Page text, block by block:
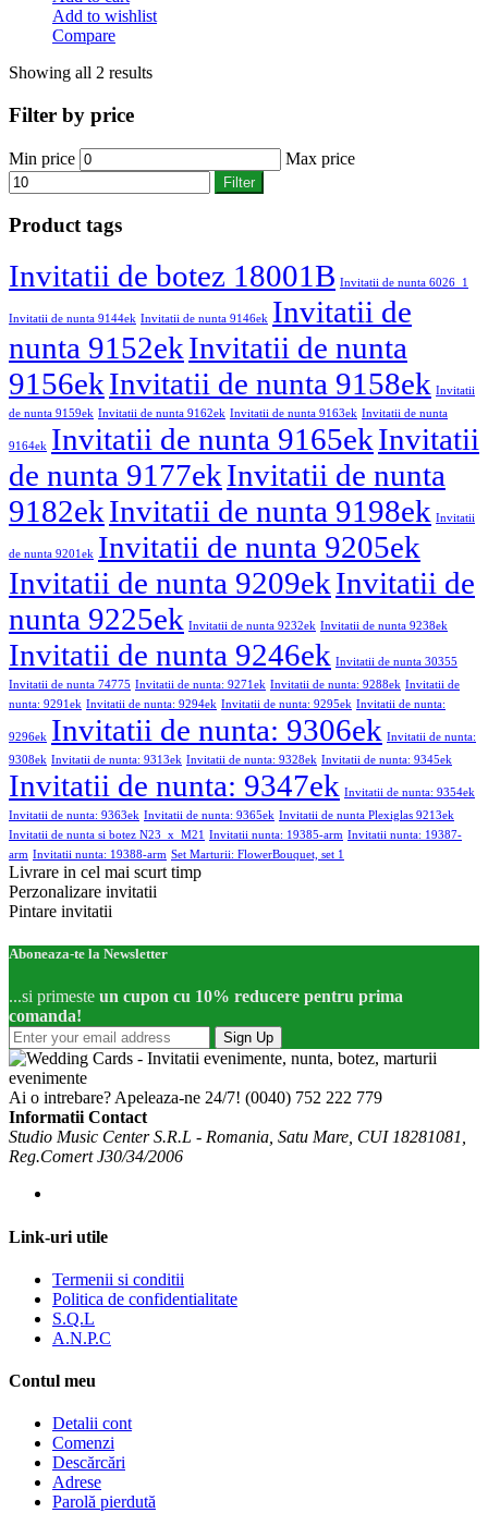
Add to wishlist
Compare
Showing all 2 results
Filter by price
Min price Max price
Filter
Product tags
Invitatii de botez 18001B Invitatii de nunta 6026_1
Invitatii de nunta 9144ek Invitatii de nunta 9146ek Invitatii de
nunta 9152ekInvitatii de nunta
9156ekInvitatii de nunta 9158ek Invitatii
de nunta 9159ek Invitatii de nunta 9162ek Invitatii de nunta 9163ek Invitatii de nunta
9164ek Invitatii de nunta 9165ekInvitatii
de nunta 9177ekInvitatii de nunta
9182ekInvitatii de nunta 9198ek Invitatii
de nunta 9201ek Invitatii de nunta 9205ek
Invitatii de nunta 9209ekInvitatii de
nunta 9225ek Invitatii de nunta 9232ek Invitatii de nunta 9238ek
Invitatii de nunta 9246ek Invitatii de nunta 30355
Invitatii de nunta 74775 Invitatii de nunta: 9271ek Invitatii de nunta: 9288ek Invitatii de
nunta: 9291ek Invitatii de nunta: 9294ek Invitatii de nunta: 9295ek Invitatii de nunta:
9296ek Invitatii de nunta: 9306ek Invitatii de nunta:
9308ek Invitatii de nunta: 9313ek Invitatii de nunta: 9328ek Invitatii de nunta: 9345ek
Invitatii de nunta: 9347ek Invitatii de nunta: 9354ek
Invitatii de nunta: 9363ek Invitatii de nunta: 9365ek Invitatii de nunta Plexiglas 9213ek
Invitatii de nunta si botez N23_x_M21
Invitatii nunta: 19385-arm Invitatii nunta: 19387-
arm Invitatii nunta: 19388-arm Set Marturii: FlowerBouquet, set 1
Livrare in cel mai scurt timp
Perzonalizare invitatii
Pintare invitatii
Aboneaza-te la Newsletter
...si primeste un cupon cu 10% reducere pentru prima
comanda!
Sign Up
Ai o intrebare? Apeleaza-ne 24/7! (0040) 752 222 779
Informatii Contact
Studio Music Center S.R.L - Romania, Satu Mare, CUI 18281081,
Reg.Comert J30/34/2006
Link-uri utile
Termenii si conditii
Politica de confidentialitate
S.Q.L
A.N.P.C
Contul meu
Detalii cont
Comenzi
Descărcări
Adrese
Parolă pierdută